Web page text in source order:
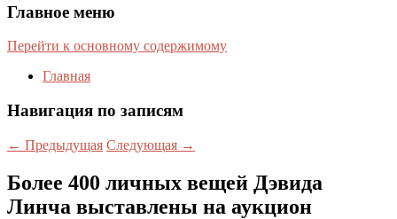
Главное меню
Перейти к основному содержимому
Главная
Навигация по записям
← Предыдущая Следующая →
Более 400 личных вещей Дэвида
Линча выставлены на аукцион